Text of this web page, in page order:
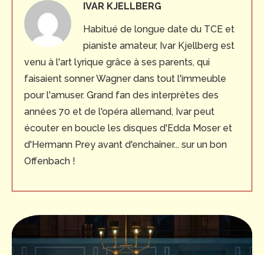
IVAR KJELLBERG
Habitué de longue date du TCE et
pianiste amateur, Ivar Kjellberg est
venu à l'art lyrique grâce à ses parents, qui
faisaient sonner Wagner dans tout l'immeuble
pour l'amuser. Grand fan des interprètes des
années 70 et de l'opéra allemand, Ivar peut
écouter en boucle les disques d'Edda Moser et
d'Hermann Prey avant d'enchaîner... sur un bon
Offenbach !